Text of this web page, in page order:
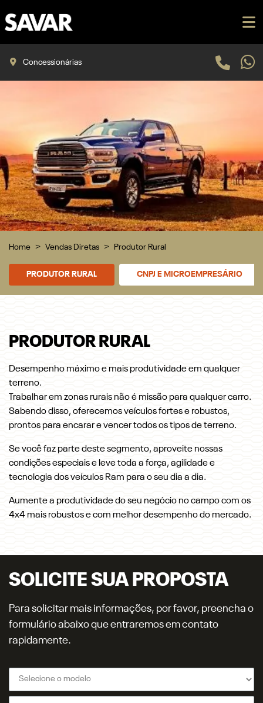
Concessionárias
Home Vendas Diretas Produtor Rural
CNPJ E MICROEMPRESÁRIO
PRODUTOR RURAL
PRODUTOR RURAL
Desempenho máximo e mais produtividade em qualquer
terreno.
Trabalhar em zonas rurais não é missão para qualquer carro.
Sabendo disso, oferecemos veículos fortes e robustos,
prontos para encarar e vencer todos os tipos de terreno.
Se você faz parte deste segmento, aproveite nossas
condições especiais e leve toda a força, agilidade e
tecnologia dos veículos Ram para o seu dia a dia.
Aumente a produtividade do seu negócio no campo com os
4x4 mais robustos e com melhor desempenho do mercado.
SOLICITE SUA PROPOSTA
Para solicitar mais informações, por favor, preencha o
formulário abaixo que entraremos em contato
rapidamente.